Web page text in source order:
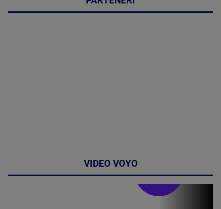
VIDEO VOYO